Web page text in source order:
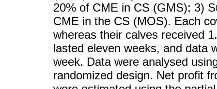
20% of CME in CS (GMS); 3)
CME in the CS (MOS). Each
whereas their calves received
lasted eleven weeks, and data
week. Data were analysed
randomized design. Net profit